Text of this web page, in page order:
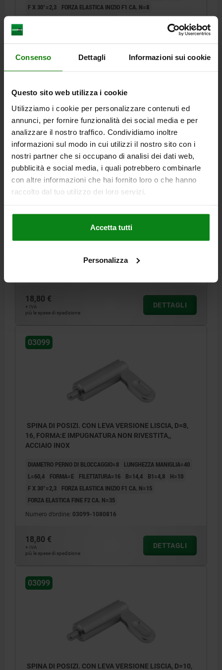
Consenso Dettagli Informazioni sui cookie
Questo sito web utilizza i cookie
Utilizziamo i cookie per personalizzare contenuti ed
annunci, per fornire funzionalità dei social media e per
analizzare il nostro traffico. Condividiamo inoltre
informazioni sul modo in cui utilizzi il nostro sito con i
nostri partner che si occupano di analisi dei dati web,
pubblicità e social media, i quali potrebbero combinarle
con altre informazioni che hai fornito loro o che hanno
raccolto dal tuo utilizzo dei loro servizi.
Accetta tutti
Personalizza
F X 30°=2,3
FORZA ELASTICA INIZIO F1 CA. N=8
FORZA ELASTICA FINE F2 CA. N=15
17,22 €
più le spese di spedizione
SPINA DI POSIZI. CON LEVA VERSIONE LISCIA, D=6,
16, FORMA:E IMPUGNATURA NON RIVESTITA,,
DIAMETRO PERNO DI BLOCCAGGIO=6
LUNGHEZZA MANIGLIA=40
FORZA ELASTICA FINE F2 CA. N=35
18,80 €
+ IVA
più le spese di spedizione
DETTAGLI
03099
SPINA DI POSIZI. CON LEVA VERSIONE LISCIA, D=8,
16, FORMA:E IMPUGNATURA NON RIVESTITA,,
ACCIAIO INOX
DIAMETRO PERNO DI BLOCCAGGIO=8
LUNGHEZZA MANIGLIA=40
L=60,4
FORMA=E FILETTATURA=16 B=14,4 B1=4,8
H=10
F X 30°=2,3
FORZA ELASTICA INIZIO F1 CA. N=15
FORZA ELASTICA FINE F2 CA. N=35
Numero d’ordine: 03099-1080816
18,80 €
+ IVA
più le spese di spedizione
DETTAGLI
03099
SPINA DI POSIZI. CON LEVA VERSIONE LISCIA, D=10,